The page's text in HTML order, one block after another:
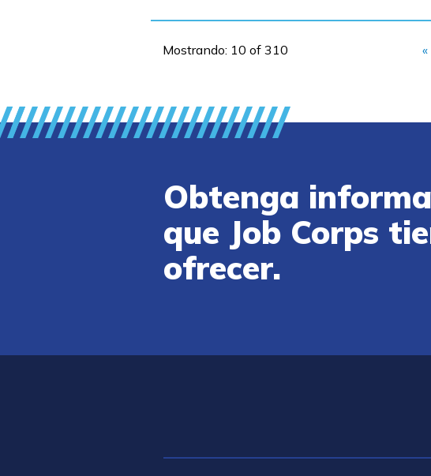
Mostrando: 10 of 310
Obtenga
que Job Corps
ofrecer.